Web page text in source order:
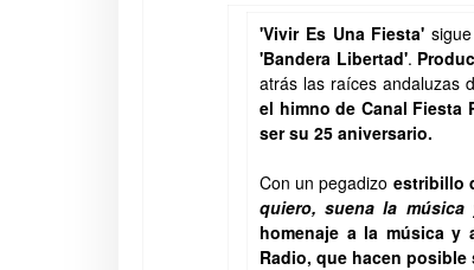
'Vivir Es Una Fiesta'
'Bandera Libertad'.
atrás las raíces andaluzas
el himno de Canal Fiesta
ser su 25 aniversario.
Con un pegadizo estribillo
quiero, suena la
homenaje a la música y
Radio, que hacen